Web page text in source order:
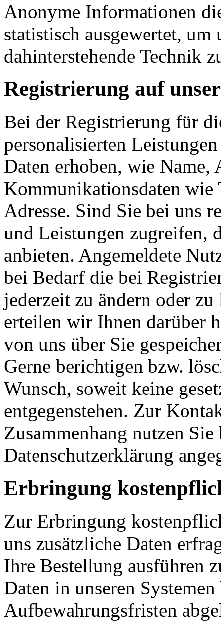
Anonyme Informationen
statistisch ausgewertet,
dahinterstehende Technik
Registrierung auf
Bei der Registrierung für
personalisierten
Daten erhoben, wie
Kommunikationsdaten
Adresse. Sind Sie bei uns
und Leistungen zugreifen,
anbieten. Angemeldete
bei Bedarf die bei
jederzeit zu ändern oder
erteilen wir Ihnen darüber
von uns über Sie
Gerne berichtigen bzw.
Wunsch, soweit keine
entgegenstehen. Zur
Zusammenhang nutzen
Datenschutzerklärung
Erbringung
Zur Erbringung
uns zusätzliche Daten
Ihre Bestellung ausführen
Daten in unseren
Aufbewahrungsfristen